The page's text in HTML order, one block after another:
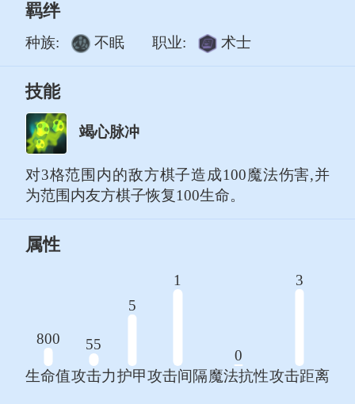
羁绊
种族: 不眠 职业: 术士
技能
竭心脉冲
对3格范围内的敌方棋子造成100魔法伤害,并
为范围内友方棋子恢复100生命。
属性
800
生命值
55
攻击力
5
护甲
1
攻击间隔
0
魔法抗性
3
攻击距离